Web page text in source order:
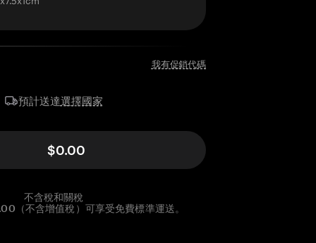
我有促銷代碼
預計送達選擇國家
$0.00
不含稅和關稅
（不含增值稅）可享受免費標準運送。